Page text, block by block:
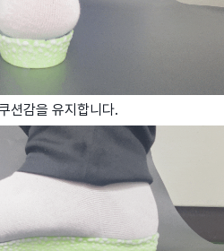
션감을 유지합니다.